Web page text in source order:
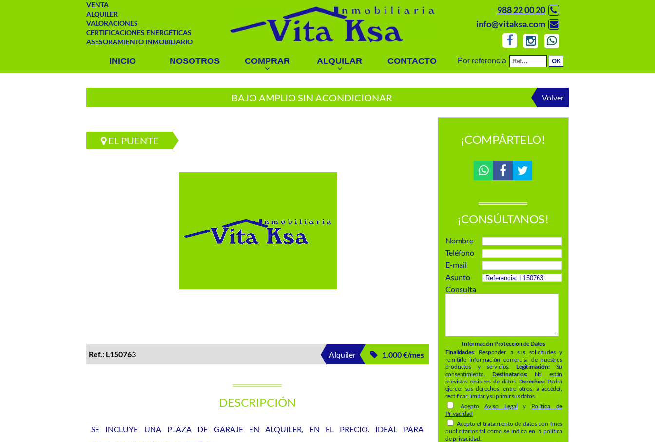
VENTA
ALQUILER
VALORACIONES
CERTIFICACIONES ENERGÉTICAS
ASESORAMIENTO INMOBILIARIO
988 22 00 20
info@vitaksa.com
INICIO NOSOTROS COMPRAR ALQUILAR CONTACTO Por referencia
BAJO AMPLIO SIN ACONDICIONAR Volver
EL PUENTE
Ref.: L150763 Alquiler 1.000 €/mes
DESCRIPCIÓN
SE INCLUYE UNA PLAZA DE GARAJE EN ALQUILER, EN EL PRECIO. IDEAL PARA
¡COMPÁRTELO!
¡CONSÚLTANOS!
Nombre
Teléfono
E-mail
Asunto
Consulta
Información Protección de Datos
Finalidades: Responder a sus solicitudes y
remitirle información comercial de nuestros
productos y servicios.Legitimación:Su
consentimiento. Destinatarios: No están
previstas cesiones de datos.Derechos:Podrá
ejercer sus derechos, entre otros, a acceder,
rectificar, limitar y suprimir sus datos.
AceptoAviso Legal y Política de
Privacidad
Acepto el tratamiento de datos con fines
publicitarios tal como se indica en la política
de privacidad.